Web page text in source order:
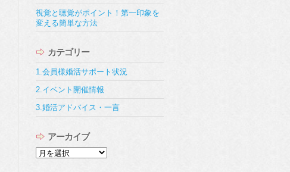
視覚と聴覚がポイント！第一印象を
変える簡単な方法
カテゴリー
1.会員様婚活サポート状況
2.イベント開催情報
3.婚活アドバイス・一言
アーカイブ
ア